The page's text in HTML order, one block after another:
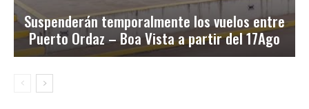
Suspenderán temporalmente los vuelos entre
Puerto Ordaz – Boa Vista a partir del 17Ago